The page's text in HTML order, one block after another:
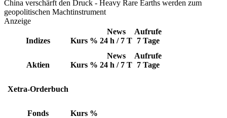
China verschärft den Druck - Heavy Rare Earths werden zum
geopolitischen Machtinstrument
Anzeige
Indizes Kurs %
News
24 h / 7 T
Aufrufe
7 Tage
Aktien Kurs %
News
24 h / 7 T
Aufrufe
7 Tage
Xetra-Orderbuch
Fonds Kurs %